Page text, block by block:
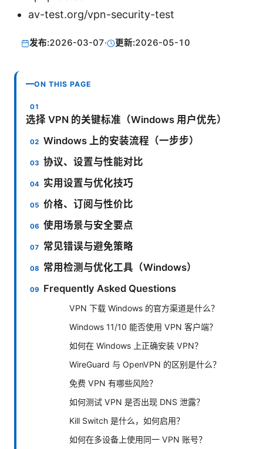
av-test.org/vpn-security-test
发布:2026-03-07· 更新:2026-05-10
ON THIS PAGE
选择 VPN 的关键标准（Windows 用户优先）
Windows 上的安装流程（一步步）
协议、设置与性能对比
实用设置与优化技巧
价格、订阅与性价比
使用场景与安全要点
常见错误与避免策略
常用检测与优化工具（Windows）
Frequently Asked Questions
VPN 下载 Windows 的官方渠道是什么？
Windows 11/10 能否使用 VPN 客户端？
如何在 Windows 上正确安装 VPN？
WireGuard 与 OpenVPN 的区别是什么？
免费 VPN 有哪些风险？
如何测试 VPN 是否出现 DNS 泄露？
Kill Switch 是什么，如何启用？
如何在多设备上使用同一 VPN 账号？